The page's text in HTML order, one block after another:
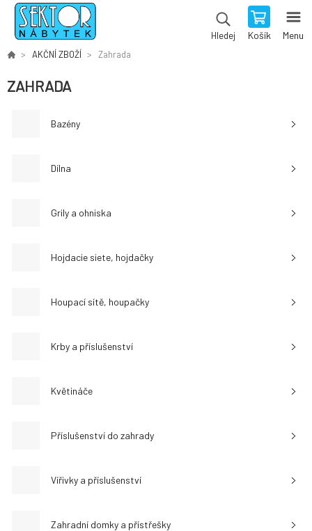
Hledej Košík Menu
AKČNÍ ZBOŽÍ Zahrada
ZAHRADA
Bazény
Dílna
Grily a ohniska
Hojdacie siete, hojdačky
Houpací sítě, houpačky
Krby a příslušenství
Květináče
Příslušenství do zahrady
Vířivky a příslušenství
Zahradní domky a přístřešky